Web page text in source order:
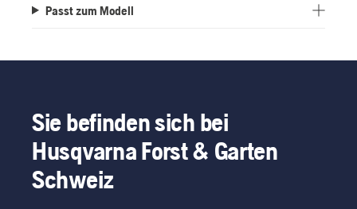
Passt zum Modell
Sie befinden sich bei
Husqvarna Forst & Garten
Schweiz